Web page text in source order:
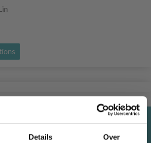
Details Over
jusqu'à 50%